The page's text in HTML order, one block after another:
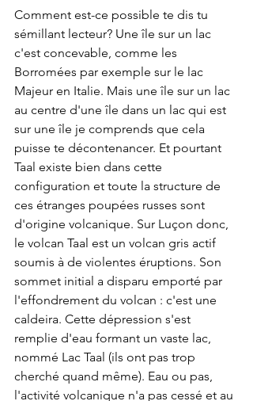
Comment est-ce possible te dis tu
sémillant lecteur? Une île sur un lac
c'est concevable, comme les
Borromées par exemple sur le lac
Majeur en Italie. Mais une île sur un lac
au centre d'une île dans un lac qui est
sur une île je comprends que cela
puisse te décontenancer. Et pourtant
Taal existe bien dans cette
configuration et toute la structure de
ces étranges poupées russes sont
d'origine volcanique. Sur Luçon donc,
le volcan Taal est un volcan gris actif
soumis à de violentes éruptions. Son
sommet initial a disparu emporté par
l'effondrement du volcan : c'est une
caldeira. Cette dépression s'est
remplie d'eau formant un vaste lac,
nommé Lac Taal (ils ont pas trop
cherché quand même). Eau ou pas,
l'activité volcanique n'a pas cessé et au